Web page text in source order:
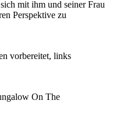
mit ihm und seiner Frau
Perspektive zu
vorbereitet, links
On The